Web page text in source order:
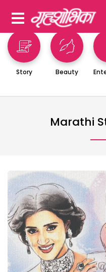
Story Beauty
Marathi